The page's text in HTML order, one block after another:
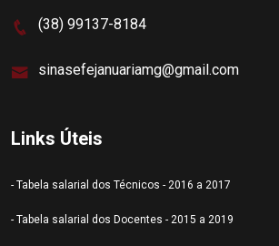
(38) 99137-8184
sinasefejanuariamg@gmail.com
Links Úteis
- Tabela salarial dos Técnicos - 2016 a 2017
- Tabela salarial dos Docentes - 2015 a 2019